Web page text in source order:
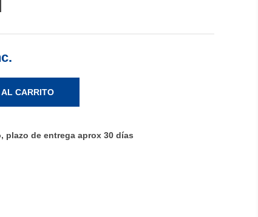
CARRITO
plazo de entrega aprox 30 días